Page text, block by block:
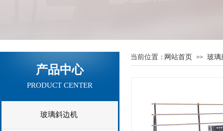
当前位置： 网站首页 >> 玻璃
产品中心
PRODUCT CENTER
玻璃斜边机